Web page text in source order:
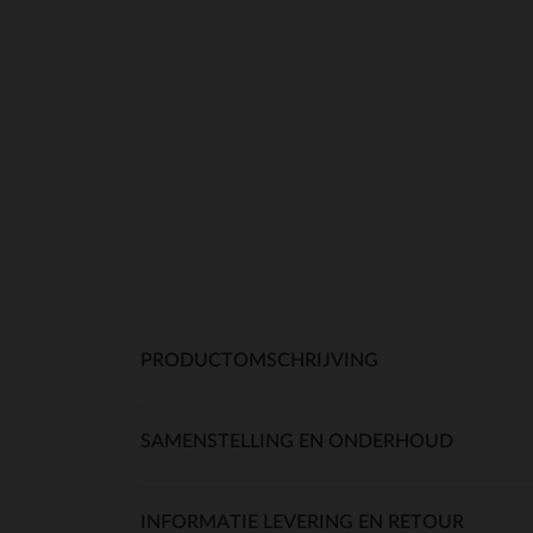
PRODUCTOMSCHRIJVING
SAMENSTELLING EN ONDERHOUD
INFORMATIE LEVERING EN RETOUR